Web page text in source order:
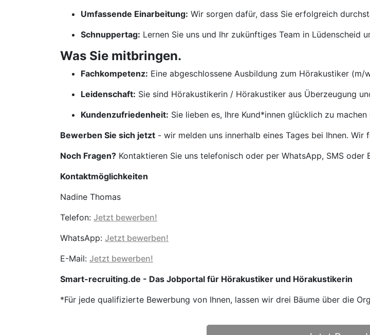
Umfassende Einarbeitung: Wir sorgen dafür, dass Sie erfolgreich
Schnuppertag: Lernen Sie uns und Ihr zukünftiges Team in Lüdenscheid
Was Sie mitbringen.
Fachkompetenz: Eine abgeschlossene Ausbildung zum Hörakustiker
Leidenschaft: Sie sind Hörakustikerin / Hörakustiker aus Überzeugung
Kundenzufriedenheit: Sie lieben es, Ihre Kund*innen glücklich zu
Bewerben Sie sich jetzt - wir melden uns innerhalb eines Tages bei Ihnen. Wir
Noch Fragen? Kontaktieren Sie uns telefonisch oder per WhatsApp, SMS oder
Kontaktmöglichkeiten
Nadine Thomas
Telefon: Jetzt bewerben!
WhatsApp: Jetzt bewerben!
E-Mail: Jetzt bewerben!
Smart-recruiting.de - Das Jobportal für Hörakustiker und Hörakustikerin
*Für jede qualifizierte Bewerbung von Ihnen, lassen wir drei Bäume über die